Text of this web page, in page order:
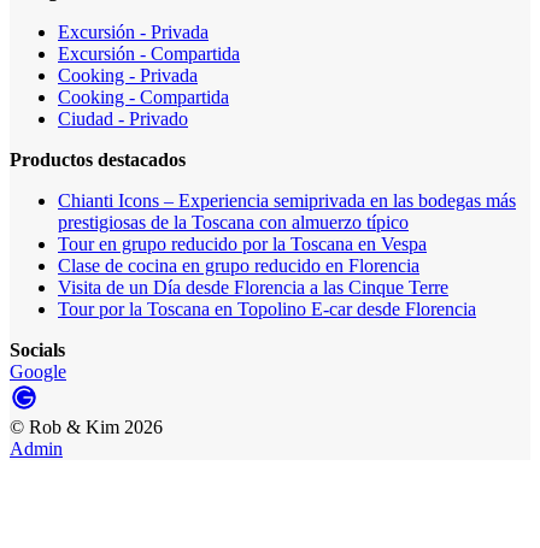
Excursión - Privada
Excursión - Compartida
Cooking - Privada
Cooking - Compartida
Ciudad - Privado
Productos destacados
Chianti Icons – Experiencia semiprivada en las bodegas más
prestigiosas de la Toscana con almuerzo típico
Tour en grupo reducido por la Toscana en Vespa
Clase de cocina en grupo reducido en Florencia
Visita de un Día desde Florencia a las Cinque Terre
Tour por la Toscana en Topolino E-car desde Florencia
Socials
Google
© Rob & Kim 2026
Admin